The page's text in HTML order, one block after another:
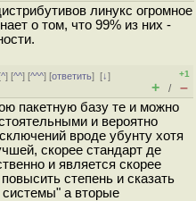
линукс огромное
о том, что 99% из них -
^] [^^] [^^^] [ответить][↓]
+1
+ / –
пакетную базу те и можно
и вероятно
вроде убунту хотя
скорее стандарт де
и является скорее
степень и сказать
системы" а вторые